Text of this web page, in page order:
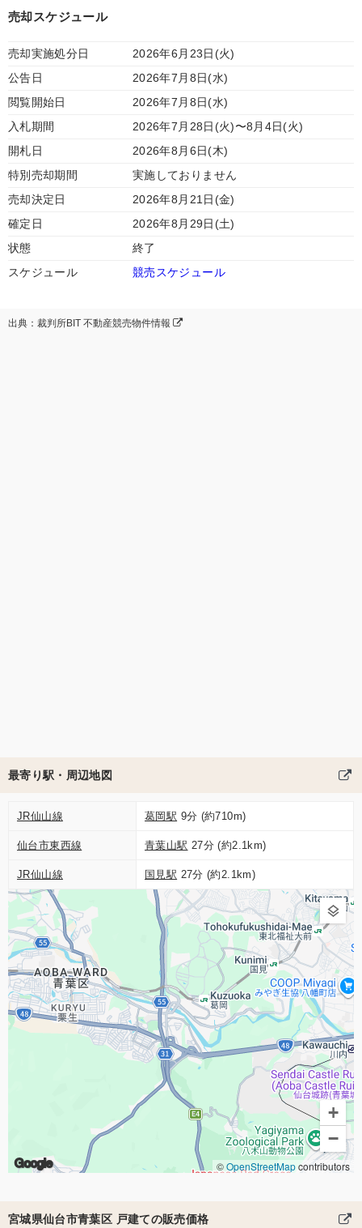
売却スケジュール
売却実施処分日
2026年6月23日(火)
公告日
2026年7月8日(水)
閲覧開始日
2026年7月8日(水)
入札期間
2026年7月28日(火)〜8月4日(火)
開札日
2026年8月6日(木)
特別売却期間
実施しておりません
売却決定日
2026年8月21日(金)
確定日
2026年8月29日(土)
状態
終了
スケジュール
競売スケジュール
出典：裁判所BIT 不動産競売物件情報
最寄り駅・周辺地図
JR仙山線 葛岡駅 9分 (約710m)
仙台市東西線 青葉山駅 27分 (約2.1km)
JR仙山線 国見駅 27分 (約2.1km)
Google
+
−
©OpenStreetMapcontributors
宮城県仙台市青葉区 戸建ての販売価格